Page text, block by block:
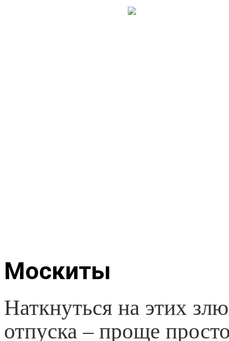
Москиты
Наткнуться на этих
отпуска – проще